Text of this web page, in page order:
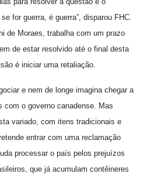
for guerra, é guerra”, disparou FHC.
de Moraes, trabalha com um prazo
de estar resolvido até o final desta
é iniciar uma retaliação.
e nem de longe imagina chegar a
com o governo canadense. Mas
variado, com itens tradicionais e
entrar com uma reclamação
processar o país pelos prejuízos
que já acumulam contêineres